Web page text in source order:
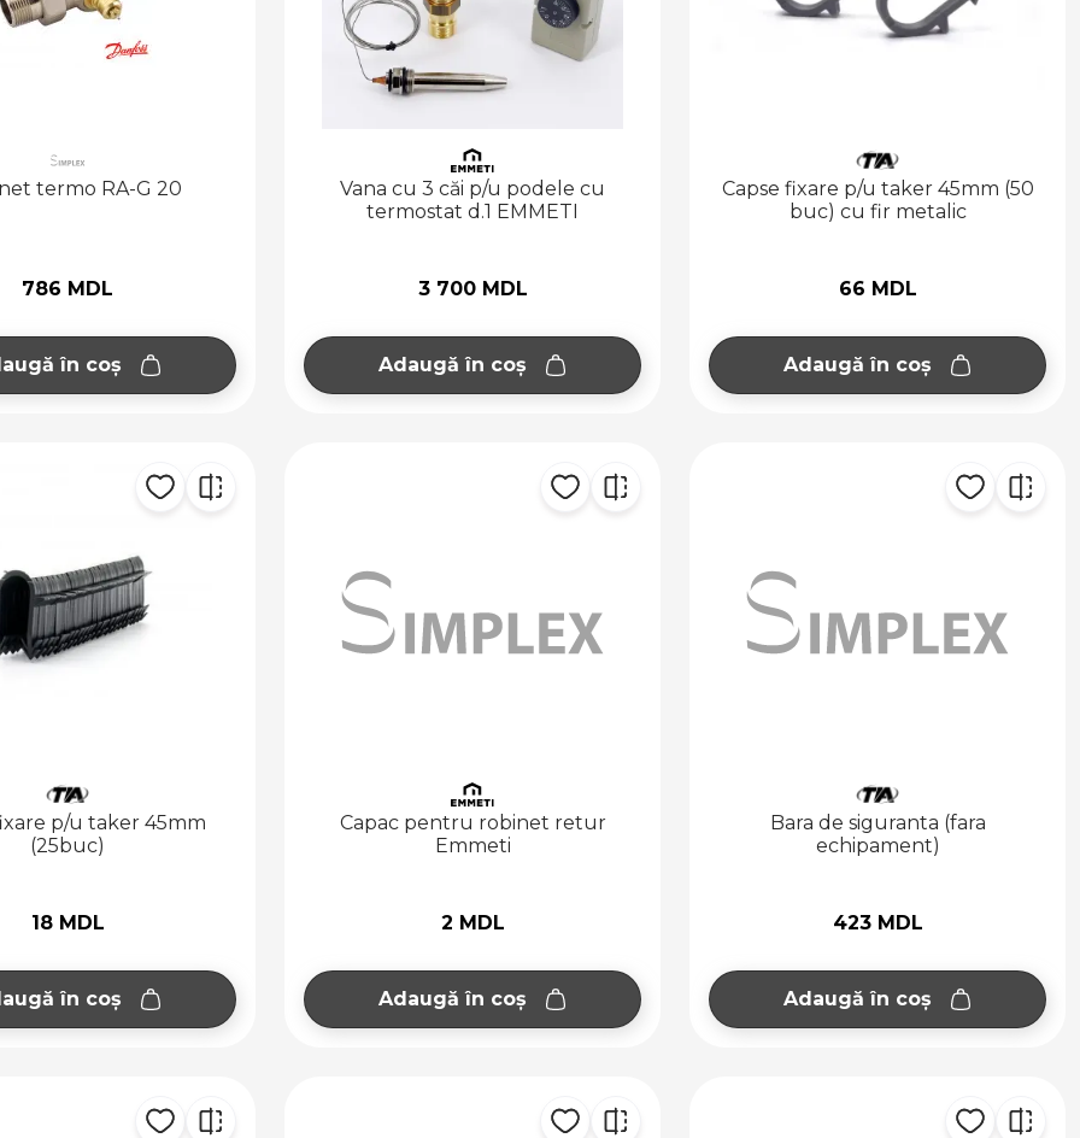
termo RA-G 20
786 MDL
în coș
Vana cu 3 căi p/u podele cu
termostat d.1 EMMETI
3 700 MDL
Adaugă în coș
Capse fixare p/u taker 45mm (50
buc) cu fir metalic
66 MDL
Adaugă în coș
p/u taker 45mm
(25buc)
18 MDL
în coș
Capac pentru robinet retur
Emmeti
2 MDL
Adaugă în coș
Bara de siguranta (fara
echipament)
423 MDL
Adaugă în coș